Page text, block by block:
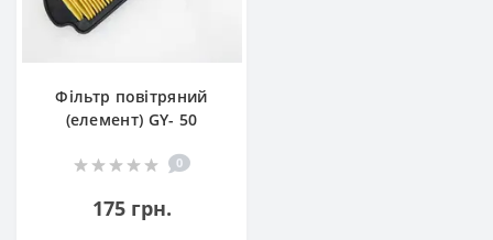
Фільтр повітряний
(елемент) GY- 50
0
175 грн.